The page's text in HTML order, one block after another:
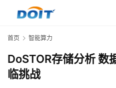
首页 智能算力
DoSTOR存储分析 数
临挑战